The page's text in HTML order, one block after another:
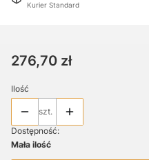
Kurier Standard
Cena
276,70 zł
Ilość
szt.
Dostępność:
Mała ilość